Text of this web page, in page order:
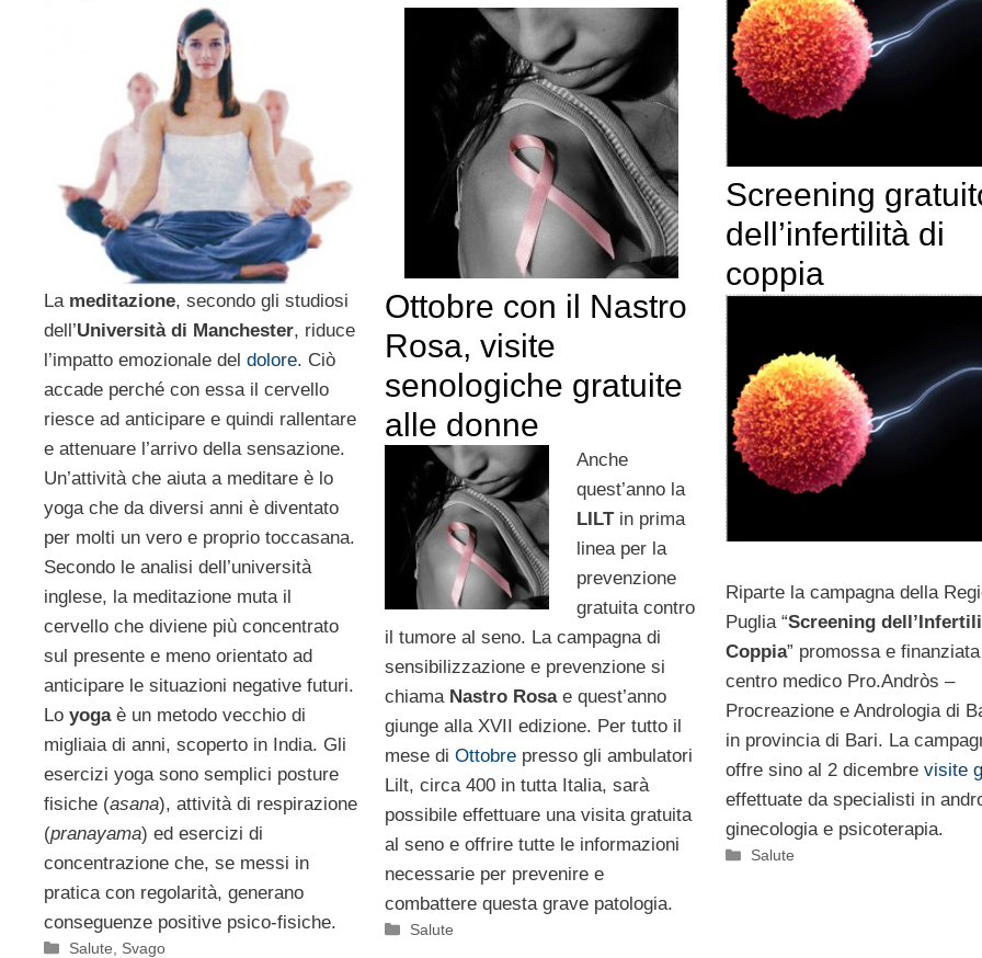
La meditazione, secondo gli studiosi
dell’Università di Manchester, riduce
l’impatto emozionale del dolore. Ciò
accade perché con essa il cervello
riesce ad anticipare e quindi rallentare
e attenuare l’arrivo della sensazione.
Un’attività che aiuta a meditare è lo
yoga che da diversi anni è diventato
per molti un vero e proprio toccasana.
Secondo le analisi dell’università
inglese, la meditazione muta il
cervello che diviene più concentrato
sul presente e meno orientato ad
anticipare le situazioni negative futuri.
Lo yoga è un metodo vecchio di
migliaia di anni, scoperto in India. Gli
esercizi yoga sono semplici posture
fisiche (asana), attività di respirazione
(pranayama) ed esercizi di
concentrazione che, se messi in
pratica con regolarità, generano
conseguenze positive psico-fisiche.
Categorie
Salute Svago
Screening
dell’infertilità di
coppia
Riparte la campagna della
Puglia “Screening
Coppia” promossa e
centro medico Pro.Andròs –
Procreazione e Andrologia di
in provincia di Bari. La
offre sino al 2 dicembrevisite
effettuate da specialisti in
ginecologia e psicoterapia.
Categorie
Salute
Ottobre con il Nastro
Rosa, visite
senologiche gratuite
alle donne
Anche
quest’anno la
LILTin prima
linea per la
prevenzione
gratuita contro
il tumore al seno. La campagna di
sensibilizzazione e prevenzione si
chiama Nastro Rosae quest’anno
giunge alla XVII edizione. Per tutto il
mese di Ottobrepresso gli ambulatori
Lilt, circa 400 in tutta Italia, sarà
possibile effettuare una visita gratuita
al seno e offrire tutte le informazioni
necessarie per prevenire e
combattere questa grave patologia.
Categorie
Salute